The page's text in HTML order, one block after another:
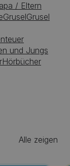
/ Eltern
GruselGrusel
und Jungs
Hörbücher
Alle zeigen